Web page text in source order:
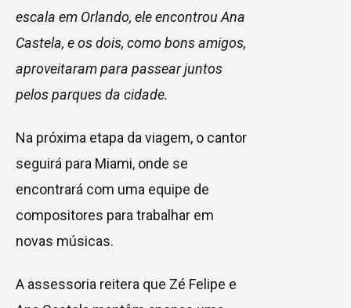
escala em Orlando, ele encontrou Ana
Castela, e os dois, como bons amigos,
aproveitaram para passear juntos
pelos parques da cidade.
Na próxima etapa da viagem, o cantor
seguirá para Miami, onde se
encontrará com uma equipe de
compositores para trabalhar em
novas músicas.
A assessoria reitera que Zé Felipe e